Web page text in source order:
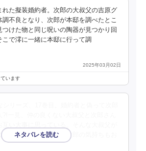
れた擬装婚約者。次郎の大叔父の吉原グ
調不良となり、次郎が本邸を調べたとこ
つけた物と同じ呪いの陶器が見つかり回
こで澪に一緒に本邸に行って調
2025年03月02日
います
あてがっているのは、次郎の気持ちもお